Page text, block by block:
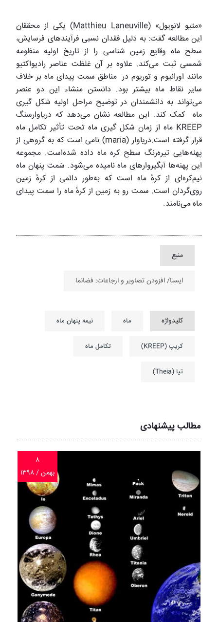
«متیو لانویول» (Matthieu Laneuville) یکی از محققان
این مطالعه گفت: به دلیل فقدان نسبی فرآیندهای فرسایش،
سطح ماه وقایع زمین شناسی را از تاریخ اولیه منظومه
شمسی ثبت می‌کند. علاوه بر آن غلظت عناصر رادیواکتیو
مانند اورانیوم و توریوم در مناطق سمت پیدای ماه بر خلاف
سایر نقاط ماه بیشتر بود. دانستن منشاء این دو عنصر
می‌تواند به دانشمندان در توضیح مراحل اولیه شکل گیری
ماه کمک کند. این مطالعه نشان می‌دهد که دریاوارسنگ
KREEP ماه از زمان شکل گیری ماه تحت تأثیر تکامل ماه
قرار گرفته است.دریاوار (maria) نامی است که به گروهی از
پهنه‌هایی تیره‌رنگ سطح کره ماه داده شده‌است. مجموعه
این پهنه‌ها آبگیروارهای ماه نامیده می‌شود. سَمت پنهان ماه
نیم‌کره‌ای از کرهٔ ماه است که به‌طور دائمی از کرهٔ زمین
روی‌گردان است. سمت رو به زمین از کرهٔ ماه را سمت پیدای
ماه می‌نامند.
منبع
ایسنا/ افزودن تصاویر و ارجاعات: فضانما
کلیدواژه ماه نیمه پنهان ماه
کریپ (KREEP) تکامل ماه
تیا (Theia)
مطالب پیشنهادی
۸
بهمن / ۱۳۹۸